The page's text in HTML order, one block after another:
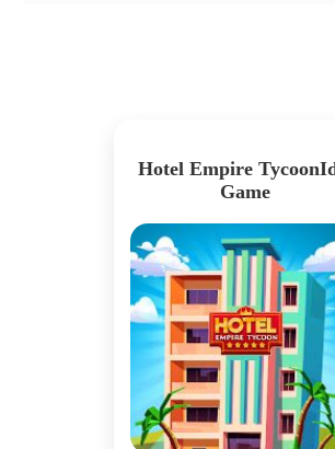
Hotel Empire
Game